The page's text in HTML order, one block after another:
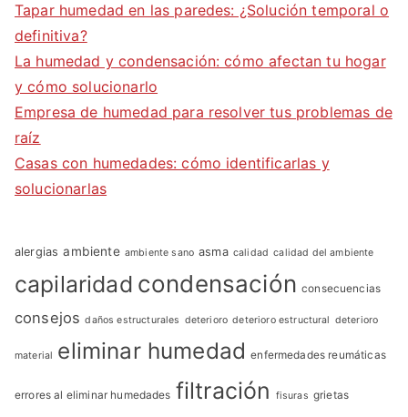
Tapar humedad en las paredes: ¿Solución temporal o
definitiva?
La humedad y condensación: cómo afectan tu hogar
y cómo solucionarlo
Empresa de humedad para resolver tus problemas de
raíz
Casas con humedades: cómo identificarlas y
solucionarlas
alergias ambiente ambiente sano asma calidad calidad del ambiente
capilaridad condensación consecuencias
consejos daños estructurales deterioro deterioro estructural deterioro
material eliminar humedad enfermedades reumáticas
errores al eliminar humedades filtración fisuras grietas